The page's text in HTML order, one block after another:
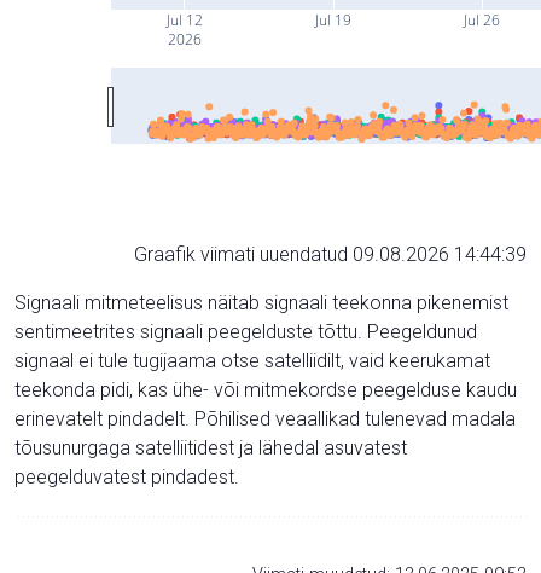
Jul 12
2026
Jul 19 Jul 26
Graafik viimati uuendatud 09.08.2026 14:44:39
Signaali mitmeteelisus näitab signaali teekonna pikenemist
sentimeetrites signaali peegelduste tõttu. Peegeldunud
signaal ei tule tugijaama otse satelliidilt, vaid keerukamat
teekonda pidi, kas ühe- või mitmekordse peegelduse kaudu
erinevatelt pindadelt. Põhilised veaallikad tulenevad madala
tõusunurgaga satelliitidest ja lähedal asuvatest
peegelduvatest pindadest.